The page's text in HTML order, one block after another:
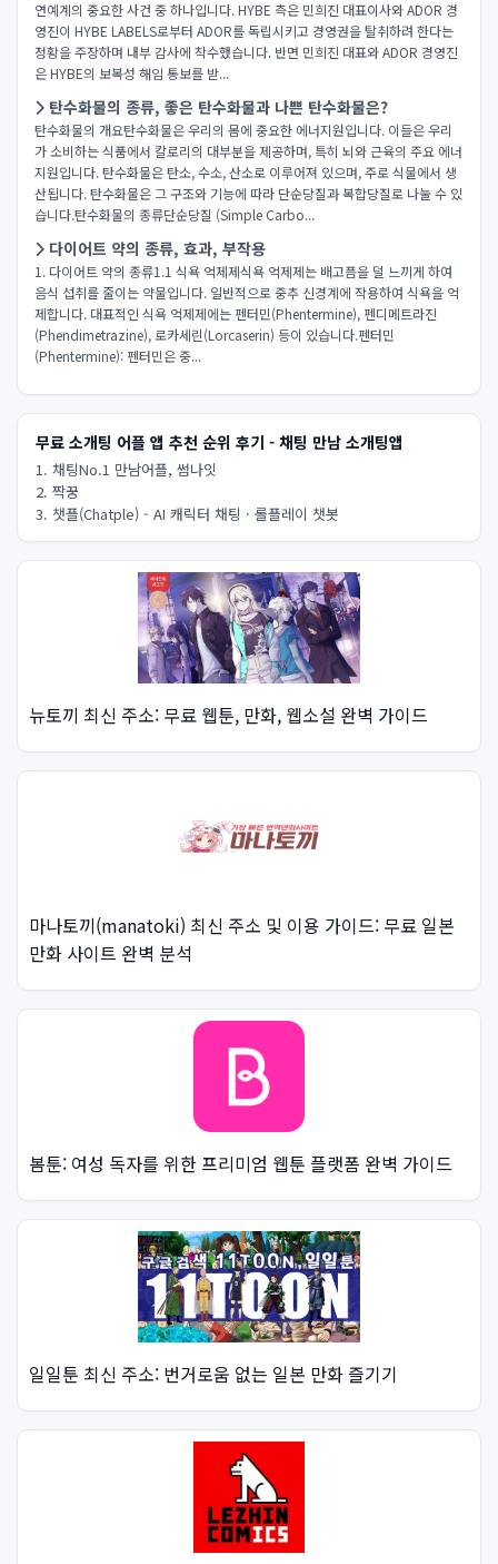
연예계의 중요한 사건 중 하나입니다. HYBE 측은 민희진 대표이사와 ADOR 경
영진이 HYBE LABELS로부터 ADOR를 독립시키고 경영권을 탈취하려 한다는
정황을 주장하며 내부 감사에 착수했습니다. 반면 민희진 대표와 ADOR 경영진
은 HYBE의 보복성 해임 통보를 받...
탄수화물의 종류, 좋은 탄수화물과 나쁜 탄수화물은?
탄수화물의 개요탄수화물은 우리의 몸에 중요한 에너지원입니다. 이들은 우리
가 소비하는 식품에서 칼로리의 대부분을 제공하며, 특히 뇌와 근육의 주요 에너
지원입니다. 탄수화물은 탄소, 수소, 산소로 이루어져 있으며, 주로 식물에서 생
산됩니다. 탄수화물은 그 구조와 기능에 따라 단순당질과 복합당질로 나눌 수 있
습니다.탄수화물의 종류단순당질 (Simple Carbo...
다이어트 약의 종류, 효과, 부작용
1. 다이어트 약의 종류1.1 식욕 억제제식욕 억제제는 배고픔을 덜 느끼게 하여
음식 섭취를 줄이는 약물입니다. 일반적으로 중추 신경계에 작용하여 식욕을 억
제합니다. 대표적인 식욕 억제제에는 펜터민(Phentermine), 펜디메트라진
(Phendimetrazine), 로카세린(Lorcaserin) 등이 있습니다.펜터민
(Phentermine): 펜터민은 중...
무료 소개팅 어플 앱 추천 순위 후기 - 채팅 만남 소개팅앱
1. 채팅No.1 만남어플, 썸나잇
2. 짝꿍
3. 챗플(Chatple) - AI 캐릭터 채팅 · 롤플레이 챗봇
뉴토끼 최신 주소: 무료 웹툰, 만화, 웹소설 완벽 가이드
마나토끼(manatoki) 최신 주소 및 이용 가이드: 무료 일본
만화 사이트 완벽 분석
봄툰: 여성 독자를 위한 프리미엄 웹툰 플랫폼 완벽 가이드
일일툰 최신 주소: 번거로움 없는 일본 만화 즐기기